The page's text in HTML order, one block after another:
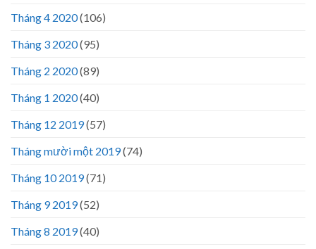
Tháng 4 2020(106)
Tháng 3 2020(95)
Tháng 2 2020(89)
Tháng 1 2020(40)
Tháng 12 2019(57)
Tháng mười một 2019(74)
Tháng 10 2019(71)
Tháng 9 2019(52)
Tháng 8 2019(40)